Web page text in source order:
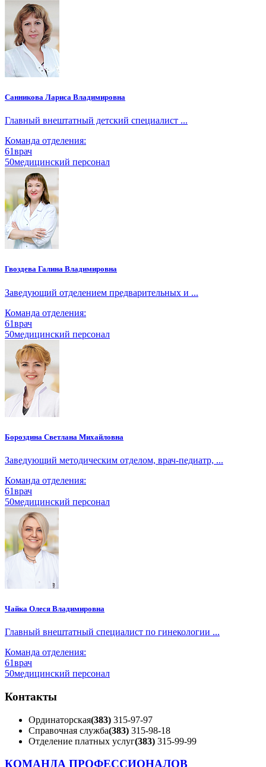
Санникова Лариса Владимировна
Главный внештатный детский специалист ...
Команда отделения:
61врач
50медицинский персонал
Гвоздева Галина Владимировна
Заведующий отделением предварительных и ...
Команда отделения:
61врач
50медицинский персонал
Бороздина Светлана Михайловна
Заведующий методическим отделом, врач-педиатр, ...
Команда отделения:
61врач
50медицинский персонал
Чайка Олеся Владимировна
Главный внештатный специалист по гинекологии ...
Команда отделения:
61врач
50медицинский персонал
Контакты
Ординаторская(383) 315-97-97
Справочная служба(383) 315-98-18
Отделение платных услуг(383) 315-99-99
КОМАНДА ПРОФЕССИОНАЛОВ